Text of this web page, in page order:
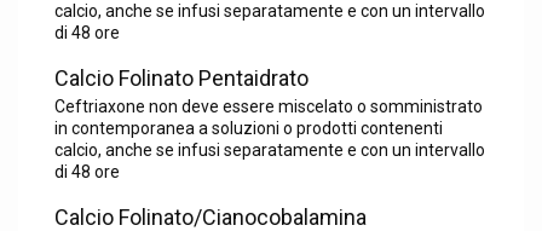
calcio, anche se infusi separatamente e con un intervallo
di 48 ore
Calcio Folinato Pentaidrato
Ceftriaxone non deve essere miscelato o somministrato
in contemporanea a soluzioni o prodotti contenenti
calcio, anche se infusi separatamente e con un intervallo
di 48 ore
Calcio Folinato/Cianocobalamina